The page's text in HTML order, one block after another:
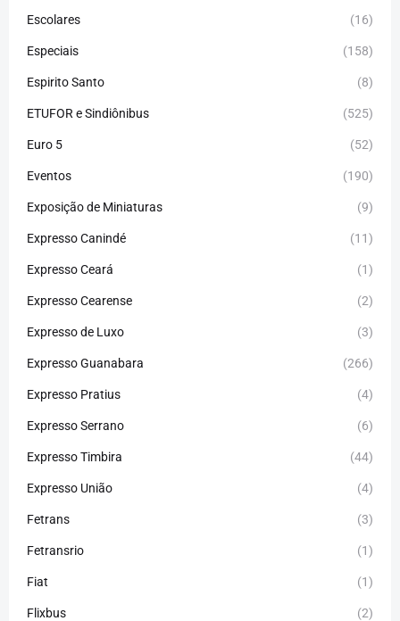
Escolares (16)
Especiais (158)
Espirito Santo (8)
ETUFOR e Sindiônibus (525)
Euro 5 (52)
Eventos (190)
Exposição de Miniaturas (9)
Expresso Canindé (11)
Expresso Ceará (1)
Expresso Cearense (2)
Expresso de Luxo (3)
Expresso Guanabara (266)
Expresso Pratius (4)
Expresso Serrano (6)
Expresso Timbira (44)
Expresso União (4)
Fetrans (3)
Fetransrio (1)
Fiat (1)
Flixbus (2)